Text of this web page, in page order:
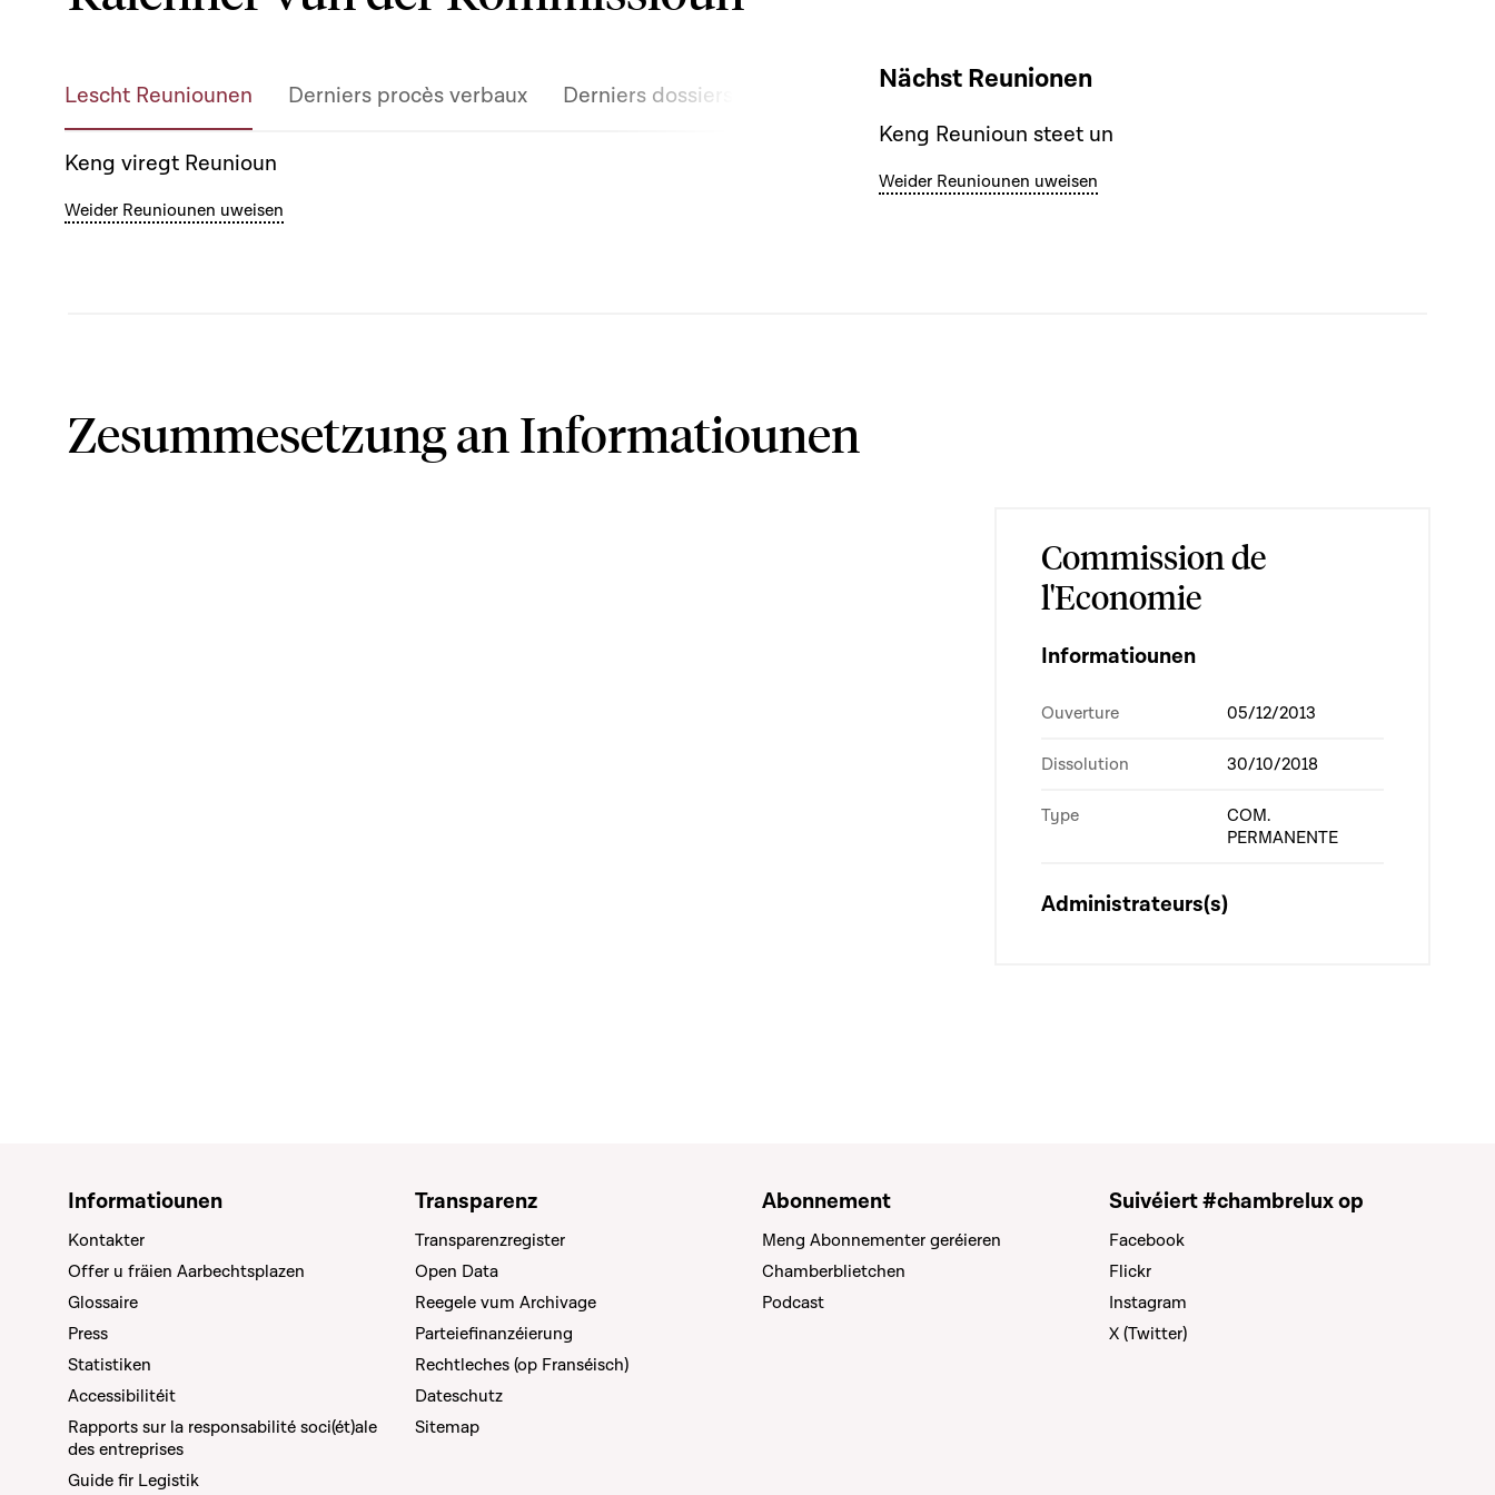
Lescht Reuniounen Derniers procès verbaux Derniers dossiers discutés
Keng viregt Reunioun
Weider Reuniounen uweisen
Nächst Reunionen
Keng Reunioun steet un
Weider Reuniounen uweisen
Zesummesetzung an Informatiounen
Commission de
l'Economie
Informatiounen
Ouverture 05/12/2013
Dissolution 30/10/2018
Type
COM.
PERMANENTE
Administrateurs(s)
Informatiounen
Kontakter
Offer u fräien Aarbechtsplazen
Glossaire
Press
Statistiken
Accessibilitéit
Rapports sur la responsabilité soci(ét)ale
des entreprises
Guide fir Legistik
Transparenz
Transparenzregister
Open Data
Reegele vum Archivage
Parteiefinanzéierung
Rechtleches (op Franséisch)
Dateschutz
Sitemap
Abonnement
Meng Abonnementer geréieren
Chamberblietchen
Podcast
Suivéiert #chambrelux op
Facebook
Flickr
Instagram
X (Twitter)